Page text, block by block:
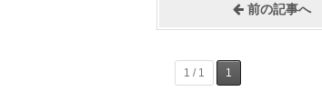
前の記事へ
1 / 1 1